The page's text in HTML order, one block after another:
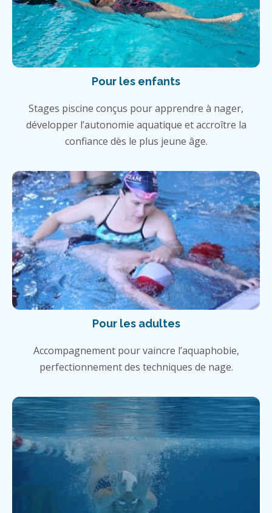
Pour les enfants
Stages piscine conçus pour apprendre à nager,
développer l’autonomie aquatique et accroître la
confiance dès le plus jeune âge.
Pour les adultes
Accompagnement pour vaincre l’aquaphobie,
perfectionnement des techniques de nage.